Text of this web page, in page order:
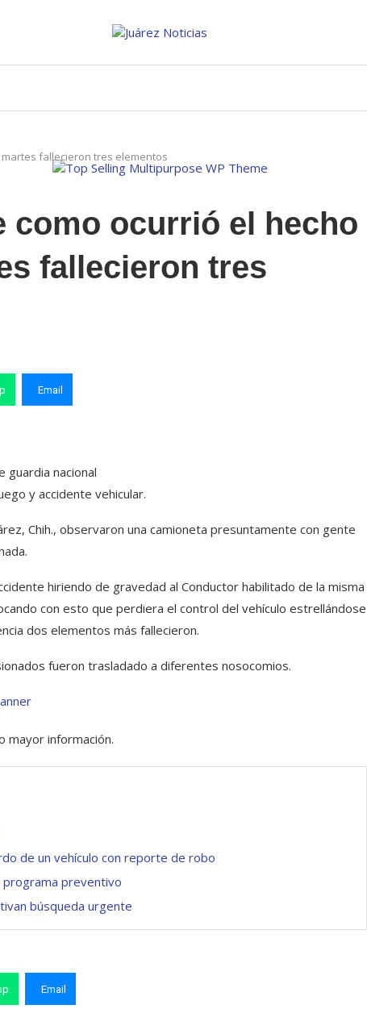
fallecieron tres elementos
como ocurrió el hecho
fallecieron tres
Email
guardia nacional
y accidente vehicular.
Chih., observaron una camioneta presuntamente con gente
hiriendo de gravedad al Conductor habilitado de la misma
con esto que perdiera el control del vehículo estrellándose
dos elementos más fallecieron.
fueron trasladado a diferentes nosocomios.
mayor información.
de un vehículo con reporte de robo
programa preventivo
búsqueda urgente
Email